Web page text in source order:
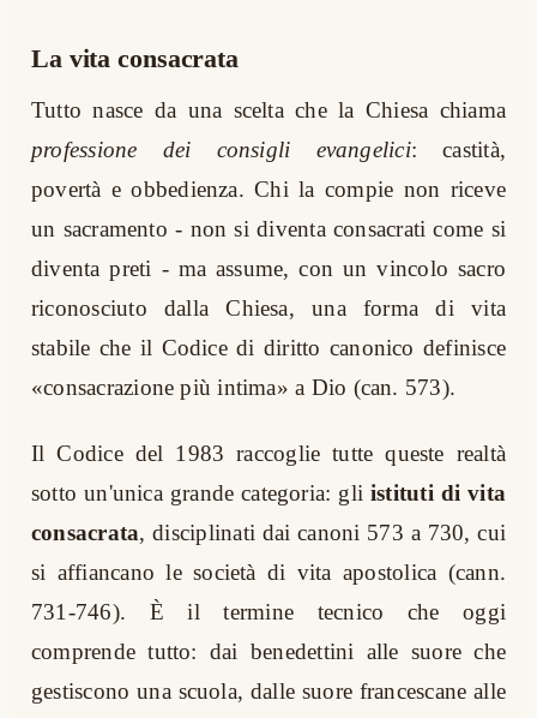
La vita consacrata
Tutto nasce da una scelta che la Chiesa chiama
professione dei consigli evangelici: castità,
povertà e obbedienza. Chi la compie non riceve
un sacramento - non si diventa consacrati come si
diventa preti - ma assume, con un vincolo sacro
riconosciuto dalla Chiesa, una forma di vita
stabile che il Codice di diritto canonico definisce
«consacrazione più intima» a Dio (can. 573).
Il Codice del 1983 raccoglie tutte queste realtà
sotto un'unica grande categoria: gli istituti di vita
consacrata, disciplinati dai canoni 573 a 730, cui
si affiancano le società di vita apostolica (cann.
731-746). È il termine tecnico che oggi
comprende tutto: dai benedettini alle suore che
gestiscono una scuola, dalle suore francescane alle